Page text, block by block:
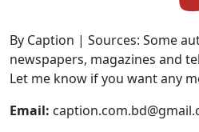
By Caption | Sources: Some
newspapers, magazines and
Let me know if you want any
Email: